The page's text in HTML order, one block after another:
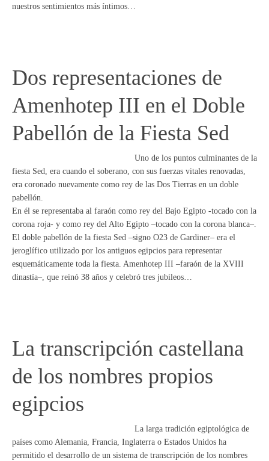
nuestros sentimientos más íntimos…
Dos representaciones de
Amenhotep III en el Doble
Pabellón de la Fiesta Sed
Uno de los puntos culminantes de la
fiesta Sed, era cuando el soberano, con sus fuerzas vitales renovadas,
era coronado nuevamente como rey de las Dos Tierras en un doble
pabellón.
En él se representaba al faraón como rey del Bajo Egipto -tocado con la
corona roja- y como rey del Alto Egipto –tocado con la corona blanca–.
El doble pabellón de la fiesta Sed –signo O23 de Gardiner– era el
jeroglífico utilizado por los antiguos egipcios para representar
esquemáticamente toda la fiesta. Amenhotep III –faraón de la XVIII
dinastía–, que reinó 38 años y celebró tres jubileos…
La transcripción castellana
de los nombres propios
egipcios
La larga tradición egiptológica de
países como Alemania, Francia, Inglaterra o Estados Unidos ha
permitido el desarrollo de un sistema de transcripción de los nombres